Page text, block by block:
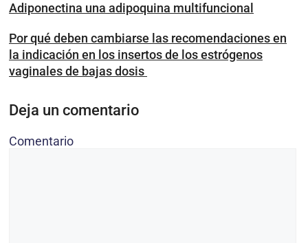
Adiponectina una adipoquina multifuncional
Por qué deben cambiarse las recomendaciones en
la indicación en los insertos de los estrógenos
vaginales de bajas dosis
Deja un comentario
Comentario